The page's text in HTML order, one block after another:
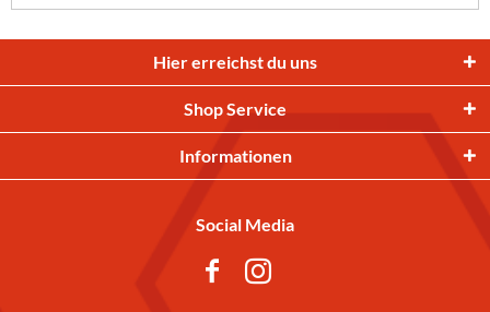
Hier erreichst du uns
Shop Service
Informationen
Social Media